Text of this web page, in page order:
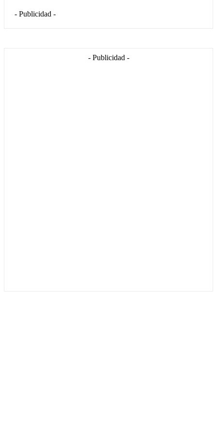
- Publicidad -
- Publicidad -